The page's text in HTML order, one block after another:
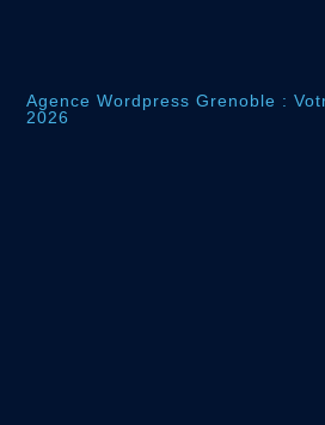
Agence Wordpress Grenoble :
2026